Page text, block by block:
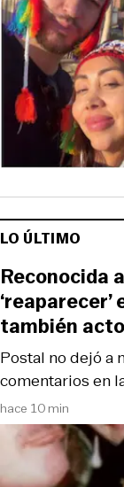
LO ÚLTIMO
hace 10 min
Postal no dejó a
comentarios en
Reconocida
también